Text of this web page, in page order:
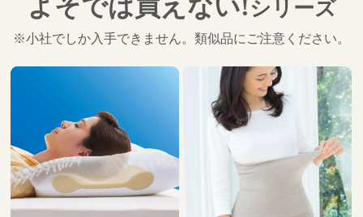
よそでは買えない!シリーズ
※小社でしか入手できません。類似品にご注意ください。